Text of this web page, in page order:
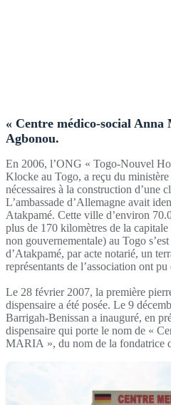
« Centre médico-social
Agbonou.
En 2006, l’ONG « Togo-Nouvel
Klocke au Togo, a reçu du
nécessaires à la construction d’une
L’ambassade d’Allemagne avait
Atakpamé. Cette ville d’environ
plus de 170 kilomètres de la
non gouvernementale) au Togo
d’Atakpamé, par acte notarié, un
représentants de l’association ont
Le 28 février 2007, la première
dispensaire a été posée. Le 9
Barrigah-Benissan a inauguré, en
dispensaire qui porte le nom de «
MARIA », du nom de la fondatrice